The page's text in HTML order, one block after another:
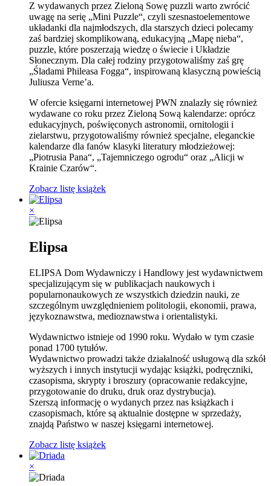
Z wydawanych przez Zieloną Sowę puzzli warto zwrócić
uwagę na serię „Mini Puzzle“, czyli szesnastoelementowe
układanki dla najmłodszych, dla starszych dzieci polecamy
zaś bardziej skomplikowaną, edukacyjną „Mapę nieba“,
puzzle, które poszerzają wiedzę o świecie i Układzie
Słonecznym. Dla całej rodziny przygotowaliśmy zaś grę
„Śladami Phileasa Fogga“, inspirowaną klasyczną powieścią
Juliusza Verne’a.
W ofercie księgarni internetowej PWN znalazły się również
wydawane co roku przez Zieloną Sową kalendarze: oprócz
edukacyjnych, poświęconych astronomii, ornitologii i
zielarstwu, przygotowaliśmy również specjalne, eleganckie
kalendarze dla fanów klasyki literatury młodzieżowej:
„Piotrusia Pana“, „Tajemniczego ogrodu“ oraz „Alicji w
Krainie Czarów“.
Zobacz listę książek
×
Elipsa
ELIPSA Dom Wydawniczy i Handlowy jest wydawnictwem
specjalizującym się w publikacjach naukowych i
popularnonaukowych ze wszystkich dziedzin nauki, ze
szczególnym uwzględnieniem politologii, ekonomii, prawa,
językoznawstwa, medioznawstwa i orientalistyki.
Wydawnictwo istnieje od 1990 roku. Wydało w tym czasie
ponad 1700 tytułów.
Wydawnictwo prowadzi także działalność usługową dla szkół
wyższych i innych instytucji wydając książki, podręczniki,
czasopisma, skrypty i broszury (opracowanie redakcyjne,
przygotowanie do druku, druk oraz dystrybucja).
Szerszą informację o wydanych przez nas książkach i
czasopismach, które są aktualnie dostępne w sprzedaży,
znajdą Państwo w naszej księgarni internetowej.
Zobacz listę książek
×